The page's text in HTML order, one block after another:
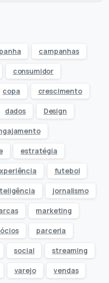
campanhas
consumidor
copa crescimento
dados Design
estratégia
futebol
jornalismo
marketing
parceria
social streaming
varejo vendas